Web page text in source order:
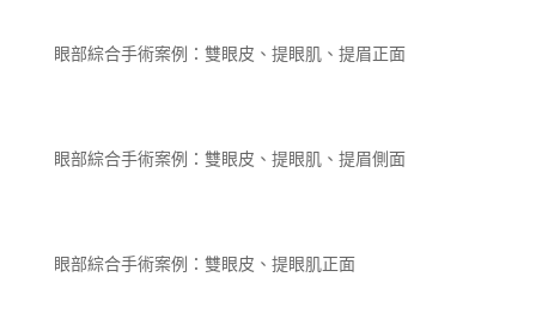
眼部綜合手術案例：雙眼皮、提眼肌、提眉正面
眼部綜合手術案例：雙眼皮、提眼肌、提眉側面
眼部綜合手術案例：雙眼皮、提眼肌正面